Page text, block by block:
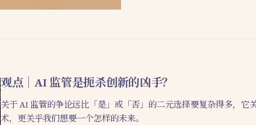
观点｜AI 监管是扼杀创新的凶手？
关于 AI 监管的争论远比「是」或「否」的二元选择要复杂得多，它
术，更关乎我们想要一个怎样的未来。